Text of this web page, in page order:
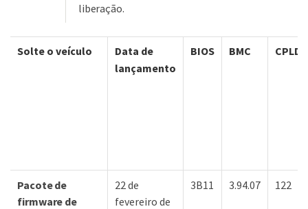
liberação.
Solte o veículo
Data de
lançamento
BIOS BMC CPLD
Pacote de
firmware de
22 de
fevereiro de
3B11 3.94.07 122